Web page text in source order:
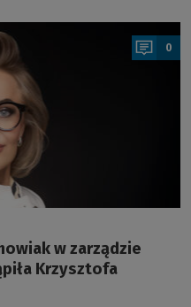
0
w zarządzie
Krzysztofa